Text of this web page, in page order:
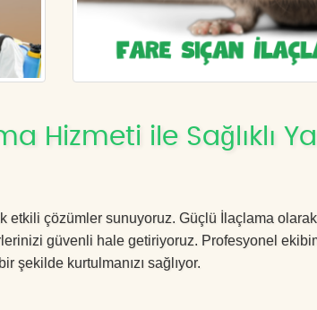
Hizmeti ile Sağlıklı
etkili çözümler sunuyoruz. Güçlü İlaçlama
güvenli hale getiriyoruz. Profesyonel
şekilde kurtulmanızı sağlıyor.